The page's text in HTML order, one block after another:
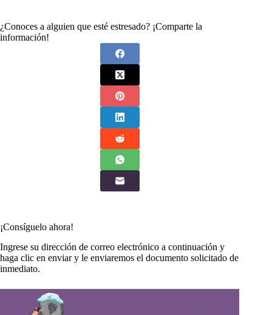
¿Conoces a alguien que esté estresado? ¡Comparte la
información!
¡Consíguelo ahora!
Ingrese su dirección de correo electrónico a continuación y
haga clic en enviar y le enviaremos el documento solicitado de
inmediato.